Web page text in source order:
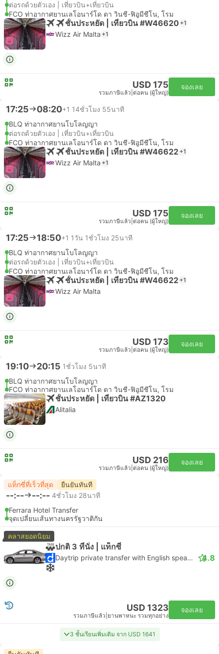
ต่อรถด้วยตัวเอง | เที่ยวบิน+เที่ยวบิน
FCO ท่าอากาศยานเลโอนาร์โด ดา วินชี-ฟิอูมีชีโน, โรม
ชั้นประหยัด | เที่ยวบิน #W46620 +1
Wizz Air Malta +1
USD 175
รวมภาษีแล้ว ต่อคน (ผู้ใหญ่)
จองเลย
17:25 08:20+1 14ชั่วโมง 55นาที
BLQ ท่าอากาศยานโบโลญญา
ต่อรถด้วยตัวเอง | เที่ยวบิน+เที่ยวบิน
FCO ท่าอากาศยานเลโอนาร์โด ดา วินชี-ฟิอูมีชีโน, โรม
ชั้นประหยัด | เที่ยวบิน #W46622 +1
Wizz Air Malta +1
USD 175
รวมภาษีแล้ว ต่อคน (ผู้ใหญ่)
จองเลย
17:25 18:50+1 1วัน 1ชั่วโมง 25นาที
BLQ ท่าอากาศยานโบโลญญา
ต่อรถด้วยตัวเอง | เที่ยวบิน+เที่ยวบิน
FCO ท่าอากาศยานเลโอนาร์โด ดา วินชี-ฟิอูมีชีโน, โรม
ชั้นประหยัด | เที่ยวบิน #W46622 +1
Wizz Air Malta
USD 173
รวมภาษีแล้ว ต่อคน (ผู้ใหญ่)
จองเลย
19:10 20:15 1ชั่วโมง 5นาที
BLQ ท่าอากาศยานโบโลญญา
FCO ท่าอากาศยานเลโอนาร์โด ดา วินชี-ฟิอูมีชีโน, โรม
ชั้นประหยัด | เที่ยวบิน #AZ1320
Alitalia
USD 216
รวมภาษีแล้ว ต่อคน (ผู้ใหญ่)
จองเลย
แท็กซี่ที่เร็วที่สุด ยืนยันทันที
--:-- --:-- 4ชั่วโมง 28นาที
Ferrara Hotel Transfer
จุดเปลี่ยนเส้นทางนครรัฐวาติกัน
คลาสยอดนิยม
ปกติ 3 ที่นั่ง | แท็กซี่
Daytrip private transfer with English speaking driver 4.8
USD 1323
รวมภาษีแล้ว ยานพาหนะ รวมทุกอย่าง
จองเลย
3 ชั้นเรียนเพิ่มเติม จาก USD 1641